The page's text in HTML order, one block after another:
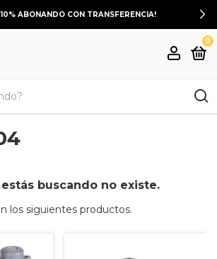
10% ABONANDO CON TRANSFERENCIA!
0
buscando no existe.
los siguientes productos.